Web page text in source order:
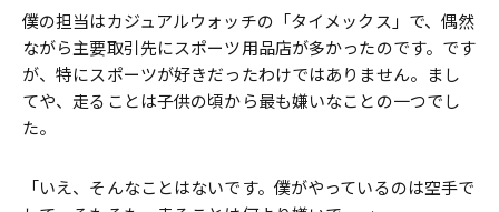
僕の担当はカジュアルウォッチの「タイメックス」で、偶然
ながら主要取引先にスポーツ用品店が多かったのです。です
が、特にスポーツが好きだったわけではありません。まし
てや、走ることは子供の頃から最も嫌いなことの一つでし
た。
「いえ、そんなことはないです。僕がやっているのは空手で